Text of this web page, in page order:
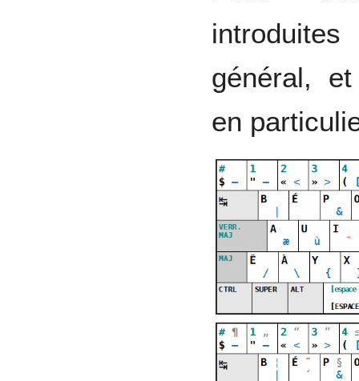
général,
en